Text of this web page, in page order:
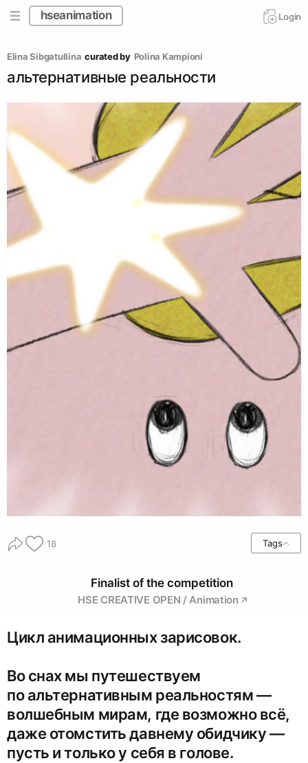
hseanimation Login
Elina Sibgatullina curated by Polina Kampioni
альтернативные реальности
18 Tags
Finalist of the competition
HSE CREATIVE OPEN / Animation
Цикл анимационных зарисовок.
Во снах мы путешествуем
по альтернативным реальностям —
волшебным мирам, где возможно всё,
даже отомстить давнему обидчику —
пусть и только у себя в голове.